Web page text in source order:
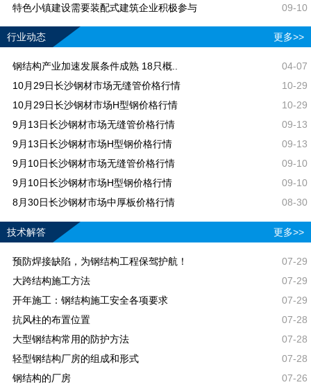
特色小镇建设需要装配式建筑企业积极参与
09-10
行业动态 更多>>
钢结构产业加速发展条件成熟 18只概..
04-07
10月29日长沙钢材市场无缝管价格行情
10-29
10月29日长沙钢材市场H型钢价格行情
10-29
9月13日长沙钢材市场无缝管价格行情
09-13
9月13日长沙钢材市场H型钢价格行情
09-13
9月10日长沙钢材市场无缝管价格行情
09-10
9月10日长沙钢材市场H型钢价格行情
09-10
8月30日长沙钢材市场中厚板价格行情
08-30
技术解答 更多>>
预防焊接缺陷，为钢结构工程保驾护航！
07-29
大跨结构施工方法
07-29
开年施工：钢结构施工安全各项要求
07-29
抗风柱的布置位置
07-28
大型钢结构常用的防护方法
07-28
轻型钢结构厂房的组成和形式
07-28
钢结构的厂房
07-26